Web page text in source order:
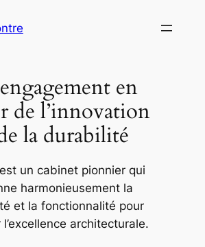
en
de l’innovation
la durabilité
un cabinet pionnier qui
harmonieusement la
et la fonctionnalité pour
architecturale.